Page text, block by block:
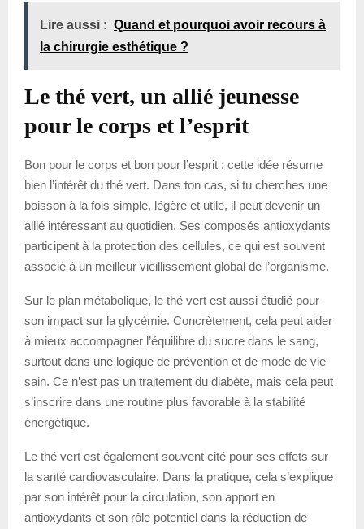
Lire aussi : Quand et pourquoi avoir recours à
la chirurgie esthétique ?
Le thé vert, un allié jeunesse
pour le corps et l’esprit
Bon pour le corps et bon pour l’esprit : cette idée résume
bien l’intérêt du thé vert. Dans ton cas, si tu cherches une
boisson à la fois simple, légère et utile, il peut devenir un
allié intéressant au quotidien. Ses composés antioxydants
participent à la protection des cellules, ce qui est souvent
associé à un meilleur vieillissement global de l’organisme.
Sur le plan métabolique, le thé vert est aussi étudié pour
son impact sur la glycémie. Concrètement, cela peut aider
à mieux accompagner l’équilibre du sucre dans le sang,
surtout dans une logique de prévention et de mode de vie
sain. Ce n’est pas un traitement du diabète, mais cela peut
s’inscrire dans une routine plus favorable à la stabilité
énergétique.
Le thé vert est également souvent cité pour ses effets sur
la santé cardiovasculaire. Dans la pratique, cela s’explique
par son intérêt pour la circulation, son apport en
antioxydants et son rôle potentiel dans la réduction de